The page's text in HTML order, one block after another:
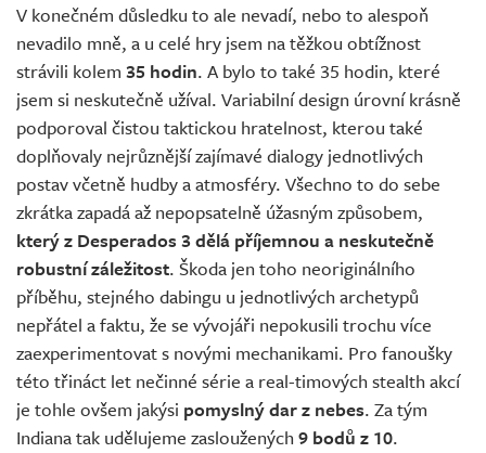
V konečném důsledku to ale nevadí, nebo to alespoň
nevadilo mně, a u celé hry jsem na těžkou obtížnost
strávili kolem 35 hodin. A bylo to také 35 hodin, které
jsem si neskutečně užíval. Variabilní design úrovní krásně
podporoval čistou taktickou hratelnost, kterou také
doplňovaly nejrůznější zajímavé dialogy jednotlivých
postav včetně hudby a atmosféry. Všechno to do sebe
zkrátka zapadá až nepopsatelně úžasným způsobem,
který z Desperados 3 dělá příjemnou a neskutečně
robustní záležitost. Škoda jen toho neoriginálního
příběhu, stejného dabingu u jednotlivých archetypů
nepřátel a faktu, že se vývojáři nepokusili trochu více
zaexperimentovat s novými mechanikami. Pro fanoušky
této třináct let nečinné série a real-timových stealth akcí
je tohle ovšem jakýsi pomyslný dar z nebes. Za tým
Indiana tak udělujeme zasloužených 9 bodů z 10.